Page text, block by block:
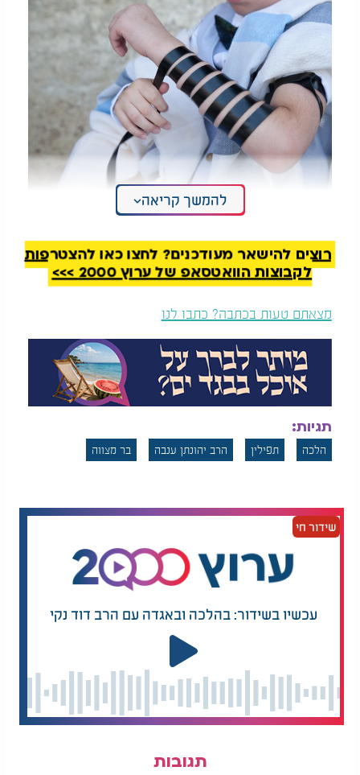
החיוך הזה זעזע את הרב עדני
להמשך קריאה
רוצים להישאר מעודכנים? לחצו כאן להצטרפות
לקבוצות הוואטסאפ של ערוץ 2000 >>>
מצאתם טעות בכתבה? כתבו לנו
תגיות:
הלכה תפילין הרב יהונתן ענבה בר מצווה
שידור חי
עכשיו בשידור: בהלכה ובאגדה עם הרב דוד נקי
תגובות